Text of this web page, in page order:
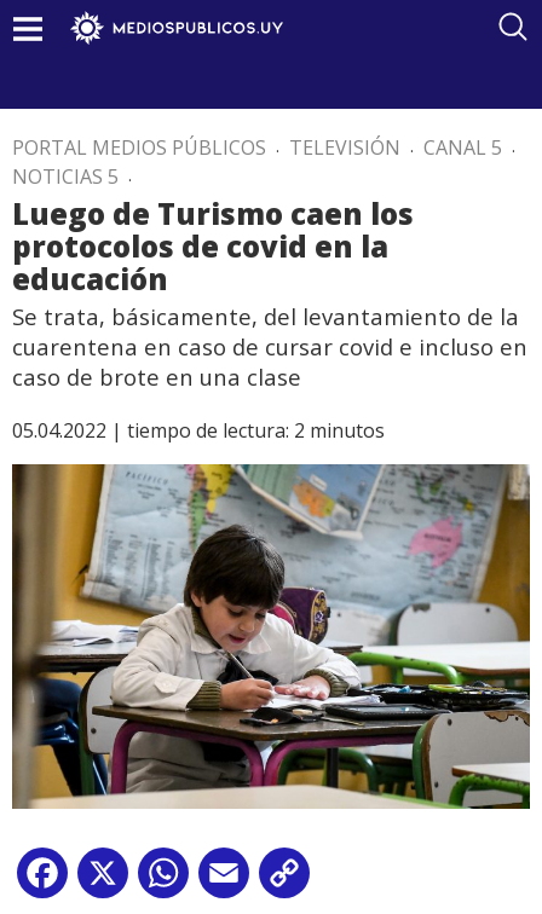
PORTAL MEDIOS PÚBLICOS . TELEVISIÓN . CANAL 5 .
NOTICIAS 5 .
Luego de Turismo caen los
protocolos de covid en la
educación
Se trata, básicamente, del levantamiento de la
cuarentena en caso de cursar covid e incluso en
caso de brote en una clase
05.04.2022 | tiempo de lectura: 2 minutos
Facebook
X WhatsApp
Email